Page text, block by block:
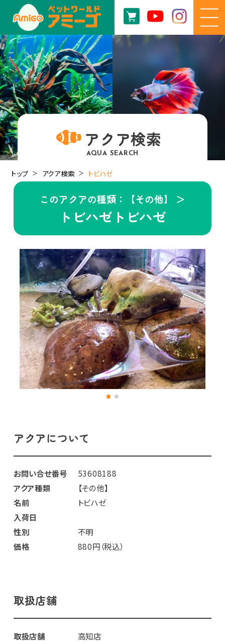
アクア検索
AQUA SEARCH
トップ アクア検索 トビハゼ
このアクアの種類：【その他】 ＞
トビハゼトビハゼ
アクアについて
お問い合せ番号
53608188
アクア種類
【その他】
名前
トビハゼ
入荷日
性別
不明
価格
880円（税込）
取扱店舗
取扱店舗
高知店